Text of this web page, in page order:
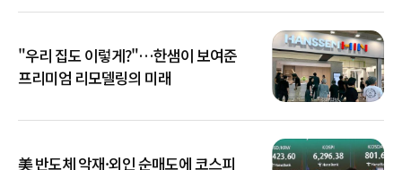
"우리 집도 이렇게?"…한샘이 보여준
프리미엄 리모델링의 미래
美 반도체 악재·외인 순매도에 코스피